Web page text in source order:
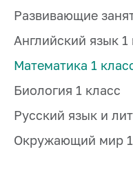
Развивающие
Английский язык 1
Математика 1
Биология 1 класс
Русский язык и
Окружающий мир 1